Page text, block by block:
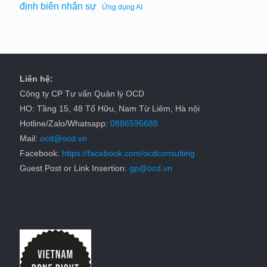
định biên nhân sự Ứng dụng AI
Liên hệ:
Công ty CP Tư vấn Quản lý OCD
HO: Tầng 15, 48 Tố Hữu, Nam Từ Liêm, Hà nội
Hotline/Zalo/Whatsapp: 0886595688
Mail: ocd@ocd.vn
Facebook: https://facebook.com/ocdconsulting
Guest Post or Link Insertion: gp@ocd.vn